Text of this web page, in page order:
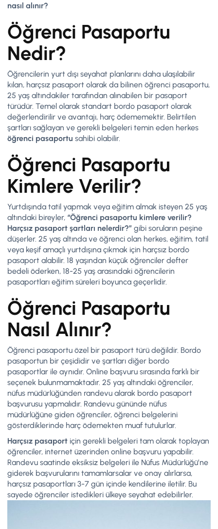
nasıl alınır?
Öğrenci Pasaportu
Nedir?
Öğrencilerin yurt dışı seyahat planlarını daha ulaşılabilir
kılan, harçsız pasaport olarak da bilinen öğrenci pasaportu,
25 yaş altındakiler tarafından alınabilen bir pasaport
türüdür. Temel olarak standart bordo pasaport olarak
değerlendirilir ve avantajı, harç ödememektir. Belirtilen
şartları sağlayan ve gerekli belgeleri temin eden herkes
öğrenci pasaportu sahibi olabilir.
Öğrenci Pasaportu
Kimlere Verilir?
Yurtdışında tatil yapmak veya eğitim almak isteyen 25 yaş
altındaki bireyler, “Öğrenci pasaportu kimlere verilir?
Harçsız pasaport şartları nelerdir?” gibi soruların peşine
düşerler. 25 yaş altında ve öğrenci olan herkes, eğitim, tatil
veya keşif amaçlı yurtdışına çıkmak için harçsız bordo
pasaport alabilir. 18 yaşından küçük öğrenciler defter
bedeli öderken, 18-25 yaş arasındaki öğrencilerin
pasaportları eğitim süreleri boyunca geçerlidir.
Öğrenci Pasaportu
Nasıl Alınır?
Öğrenci pasaportu özel bir pasaport türü değildir. Bordo
pasaportun bir çeşididir ve şartları diğer bordo
pasaportlar ile aynıdır. Online başvuru sırasında farklı bir
seçenek bulunmamaktadır. 25 yaş altındaki öğrenciler,
nüfus müdürlüğünden randevu alarak bordo pasaport
başvurusu yapmalıdır. Randevu gününde nüfus
müdürlüğüne giden öğrenciler, öğrenci belgelerini
gösterdiklerinde harç ödemekten muaf tutulurlar.
Harçsız pasaport için gerekli belgeleri tam olarak toplayan
öğrenciler, internet üzerinden online başvuru yapabilir.
Randevu saatinde eksiksiz belgeleri ile Nüfus Müdürlüğü’ne
giderek başvurularını tamamlarsalar ve onay alırlarsa,
harçsız pasaportları 3-7 gün içinde kendilerine iletilir. Bu
sayede öğrenciler istedikleri ülkeye seyahat edebilirler.